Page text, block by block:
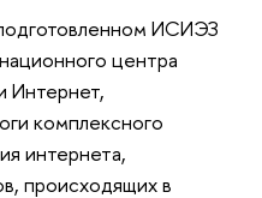
ИСИЭЗ
центра
Интернет,
комплексного
интернета,
происходящих в